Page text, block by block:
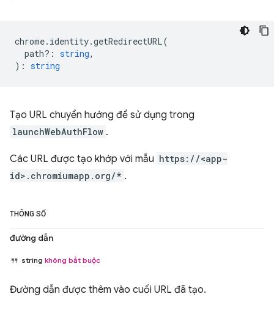
chrome. identity.getRedirectURL(
path? : string,
) : string
Tạo URL chuyển hướng để sử dụng trong
launchWebAuthFlow .
Các URL được tạo khớp với mẫu https://<app-
id>.chromiumapp.org/* .
THÔNG SỐ
đường dẫn
string không bắt buộc
Đường dẫn được thêm vào cuối URL đã tạo.